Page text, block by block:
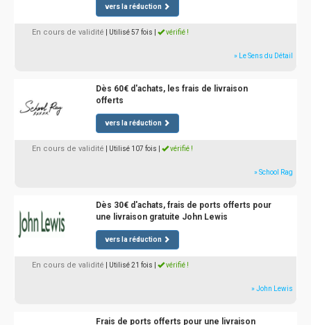
vers la réduction
En cours de validité | Utilisé 57 fois vérifié !
» Le Sens du Détail
Dès 60€ d'achats, les frais de livraison
offerts
vers la réduction
En cours de validité | Utilisé 107 fois vérifié !
» School Rag
Dès 30€ d'achats, frais de ports offerts pour
une livraison gratuite John Lewis
vers la réduction
En cours de validité | Utilisé 21 fois vérifié !
» John Lewis
Frais de ports offerts pour une livraison